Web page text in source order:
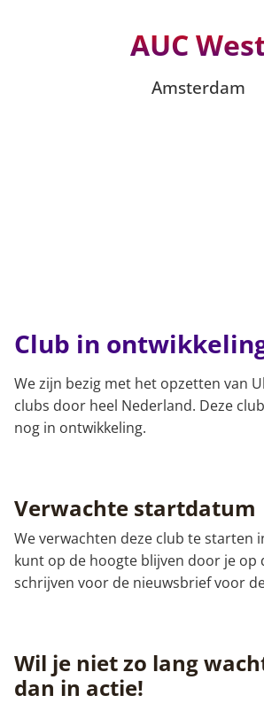
AUC
Amsterdam
Club in
We zijn bezig met het opzetten van
clubs door heel Nederland. Deze
nog in ontwikkeling.
Verwachte startdatum
We verwachten deze club te starten
kunt op de hoogte blijven door je op
schrijven voor de nieuwsbrief voor
Wil je niet zo lang
dan in actie!